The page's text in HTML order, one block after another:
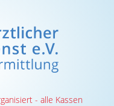
- alle Kassen